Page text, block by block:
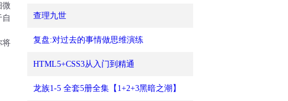
微
将
查理九世
复盘:对过去的事情做思维演练
HTML5+CSS3从入门到精通
龙族1-5 全套5册全集【1+2+3黑暗之潮】